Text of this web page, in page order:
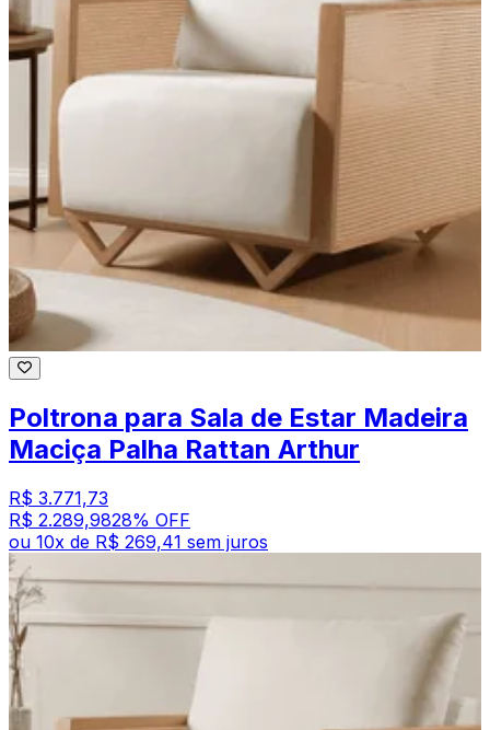
Poltrona para Sala de Estar Madeira
Maciça Palha Rattan Arthur
R$ 3.771,73
R$ 2.289,9828% OFF
ou 10x de R$ 269,41 sem juros